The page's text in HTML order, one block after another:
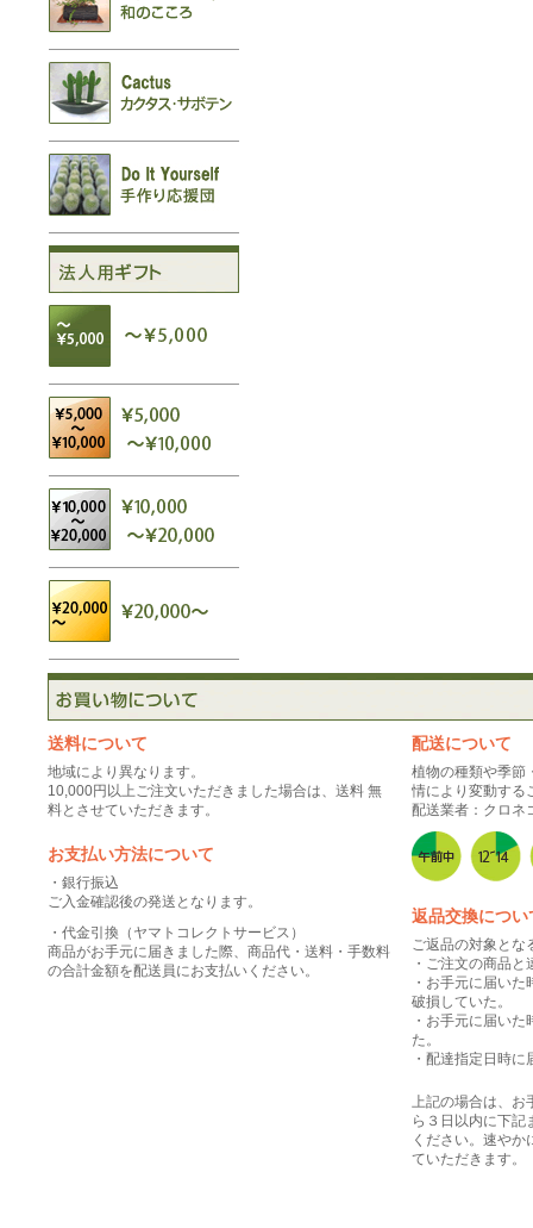
送料について
地域により異なります。
10,000円以上ご注文いただきました場合は、送料 無
料とさせていただきます。
お支払い方法について
・銀行振込
ご入金確認後の発送となります。
・代金引換（ヤマトコレクトサービス）
商品がお手元に届きました際、商品代・送料・手数料
の合計金額を配送員にお支払いください。
配送について
植物の種類や季節
情により変動する
配送業者：クロ
返品交換につい
ご返品の対象とな
・ご注文の商品
・お手元に届い
破損していた。
・お手元に届い
た。
・配達指定日時
上記の場合は、お
ら３日以内に下記
ください。速や
ていただきます。